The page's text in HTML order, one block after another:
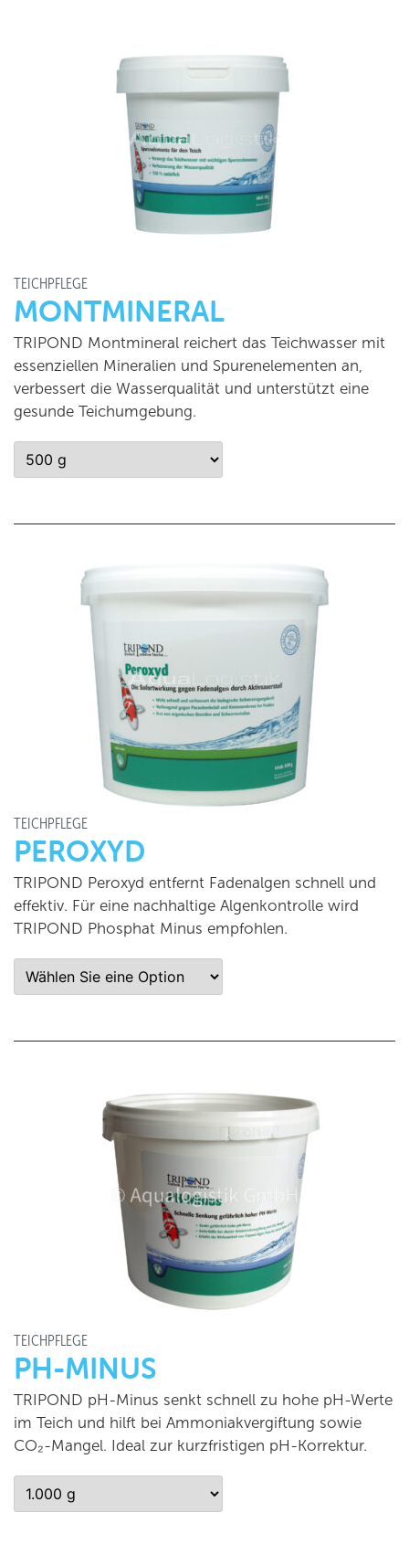
TEICHPFLEGE
MONTMINERAL
TRIPOND Montmineral reichert das Teichwasser mit
essenziellen Mineralien und Spurenelementen an,
verbessert die Wasserqualität und unterstützt eine
gesunde Teichumgebung.
TEICHPFLEGE
PEROXYD
TRIPOND Peroxyd entfernt Fadenalgen schnell und
effektiv. Für eine nachhaltige Algenkontrolle wird
TRIPOND Phosphat Minus empfohlen.
TEICHPFLEGE
PH-MINUS
TRIPOND pH-Minus senkt schnell zu hohe pH-Werte
im Teich und hilft bei Ammoniakvergiftung sowie
CO₂-Mangel. Ideal zur kurzfristigen pH-Korrektur.